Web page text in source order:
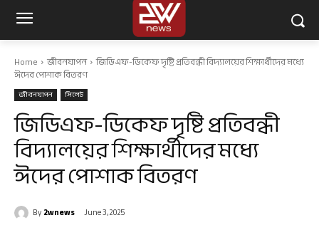
Home জীবনযাপন জিডিএফ-ডিকেফ দৃষ্টি প্রতিবন্ধী বিদ্যালয়ের শিক্ষার্থীদের মধ্যে
ঈদের পোশাক বিতরণ
জীবনযাপন সিলেট
জিডিএফ-ডিকেফ দৃষ্টি প্রতিবন্ধী
বিদ্যালয়ের শিক্ষার্থীদের মধ্যে
ঈদের পোশাক বিতরণ
By2wnews June 3, 2025